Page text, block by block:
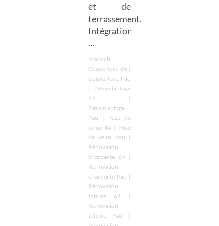
et de
terrassement.
Intégration
…
Mots-clé :
Couverture 64|
Couverture Pau
| Désamiantage
64|
Désamiantage
Pau | Pose de
vélux 64| Pose
de vélux Pau |
Rénovation
charpente 64 |
Rénovation
charpente Pau |
Rénovation
toiture 64 |
Rénovation
toiture Pau |